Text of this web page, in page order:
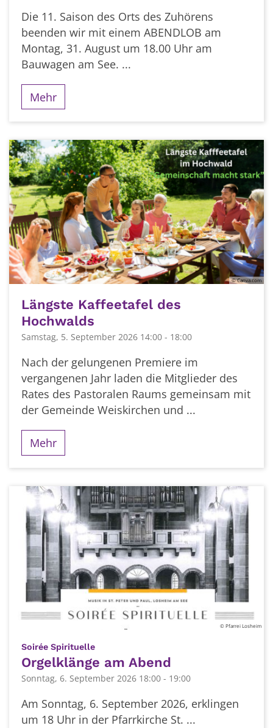
Die 11. Saison des Orts des Zuhörens
beenden wir mit einem ABENDLOB am
Montag, 31. August um 18.00 Uhr am
Bauwagen am See. ...
Mehr
© Canva.com
Längste Kaffeetafel des
Hochwalds
Samstag, 5. September 2026 14:00 - 18:00
Nach der gelungenen Premiere im
vergangenen Jahr laden die Mitglieder des
Rates des Pastoralen Raums gemeinsam mit
der Gemeinde Weiskirchen und ...
Mehr
© Pfarrei Losheim
Soirée Spirituelle:
Orgelklänge am Abend
Sonntag, 6. September 2026 18:00 - 19:00
Am Sonntag, 6. September 2026, erklingen
um 18 Uhr in der Pfarrkirche St. ...